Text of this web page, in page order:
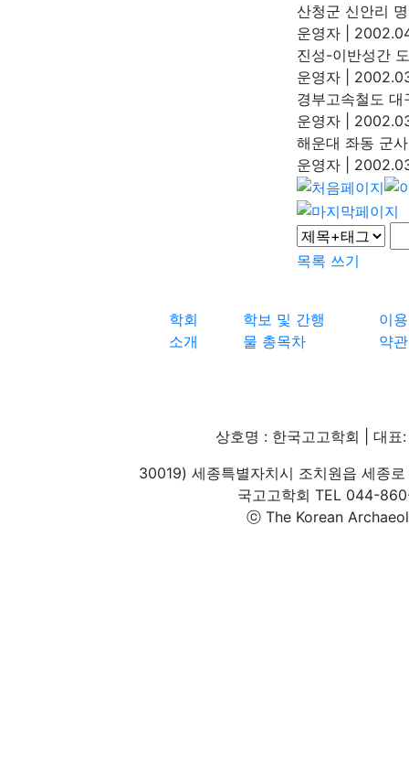
산청군 신안리
운영자
진성-이반성간
운영자
경부고속철도
운영자
해운대 좌동 군
운영자
목록 쓰기
학회
소개
학보 및 간행
물 총목차
이용
약관
상호명 : 한국고고학회 | 대
30019) 세종특별자치시 조치원읍 세종
국고고학회 TEL 044-
ⓒ The Korean